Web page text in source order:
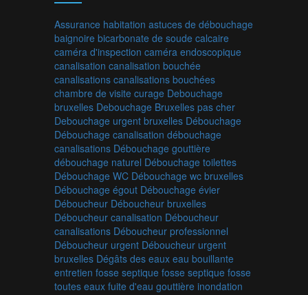
Assurance habitation astuces de débouchage
baignoire bicarbonate de soude calcaire
caméra d'inspection caméra endoscopique
canalisation canalisation bouchée
canalisations canalisations bouchées
chambre de visite curage Debouchage
bruxelles Debouchage Bruxelles pas cher
Debouchage urgent bruxelles Débouchage
Débouchage canalisation débouchage
canalisations Débouchage gouttière
débouchage naturel Débouchage toilettes
Débouchage WC Débouchage wc bruxelles
Débouchage égout Débouchage évier
Déboucheur Déboucheur bruxelles
Déboucheur canalisation Déboucheur
canalisations Déboucheur professionnel
Déboucheur urgent Déboucheur urgent
bruxelles Dégâts des eaux eau bouillante
entretien fosse septique fosse septique fosse
toutes eaux fuite d'eau gouttière inondation